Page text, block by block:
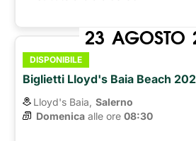
23 AGOSTO
DISPONIBILE
Biglietti Lloyd's Baia Beach
Lloyd's Baia, Salerno
Domenica alle ore 08:30